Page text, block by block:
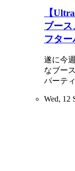
【
ブー
フター
遂に今
なブー
パーテ
Wed, 12